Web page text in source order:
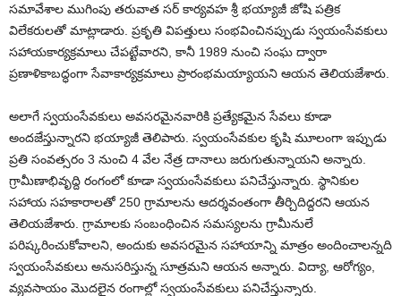
సమావేశాల ముగింపు తరువాత సర్ కార్యవహ శ్రీ భయ్యాజీ జోషి పత్రిక
విలేకరులతో మాట్లాడారు. ప్రకృతి విపత్తులు సంభవించినప్పుడు స్వయంసేవకులు
సహాయకార్యక్రమాలు చేపట్టేవారని, కానీ 1989 నుంచి సంఘ ద్వారా
ప్రణాళికాబద్ధంగా సేవాకార్యక్రమాలు ప్రారంభమయ్యాయని ఆయన తెలియజేశారు.
అలాగే స్వయంసేవకులు అవసరమైనవారికి ప్రత్యేకమైన సేవలు కూడా
అందజేస్తున్నారని భయ్యాజీ తెలిపారు. స్వయంసేవకుల కృషి మూలంగా ఇప్పుడు
ప్రతి సంవత్సరం 3 నుంచి 4 వేల నేత్ర దానాలు జరుగుతున్నాయని అన్నారు.
గ్రామీణాభివృద్ది రంగంలో కూడా స్వయంసేవకులు పనిచేస్తున్నారు. స్థానికుల
సహాయ సహకారాలతో 250 గ్రామాలను ఆదర్శవంతంగా తీర్చిదిద్దరని ఆయన
తెలియజేశారు. గ్రామాలకు సంబంధించిన సమస్యలను గ్రామీనులే
పరిష్కరించుకోవాలని, అందుకు అవసరమైన సహాయాన్ని మాత్రం అందించాలన్నది
స్వయంసేవకులు అనుసరిస్తున్న సూత్రమని ఆయన అన్నారు. విద్యా, ఆరోగ్యం,
వ్యవసాయం మొదలైన రంగాల్లో స్వయంసేవకులు పనిచేస్తున్నారు.